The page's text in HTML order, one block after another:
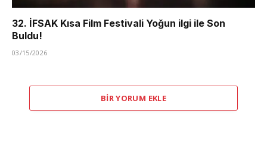
32. İFSAK Kısa Film Festivali Yoğun ilgi ile Son
Buldu!
03/15/2026
BIR YORUM EKLE